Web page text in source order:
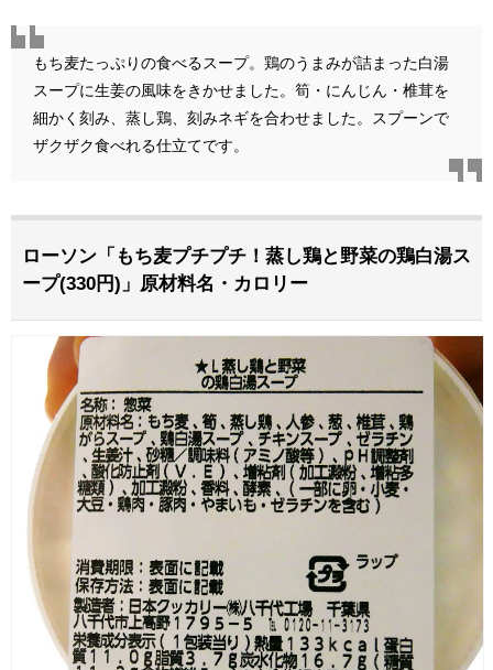
もち麦たっぷりの食べるスープ。鶏のうまみが詰まった白湯
スープに生姜の風味をきかせました。筍・にんじん・椎茸を
細かく刻み、蒸し鶏、刻みネギを合わせました。スプーンで
ザクザク食べれる仕立てです。
ローソン「もち麦プチプチ！蒸し鶏と野菜の鶏白湯ス
ープ(330円)」原材料名・カロリー